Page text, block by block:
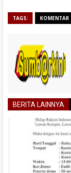
TAGS: KOMENTAR
BERITA LAINNYA